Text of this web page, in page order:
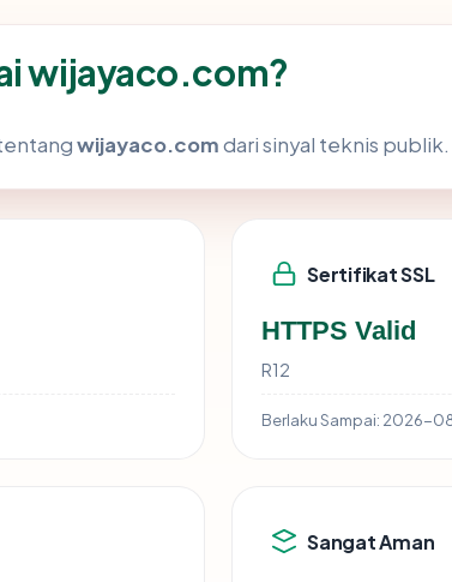
wijayaco.com?
wijayaco.comdari sinyal teknis publik.
Sertifikat SSL
HTTPS Valid
R12
Berlaku Sampai: 2026-
Sangat Aman